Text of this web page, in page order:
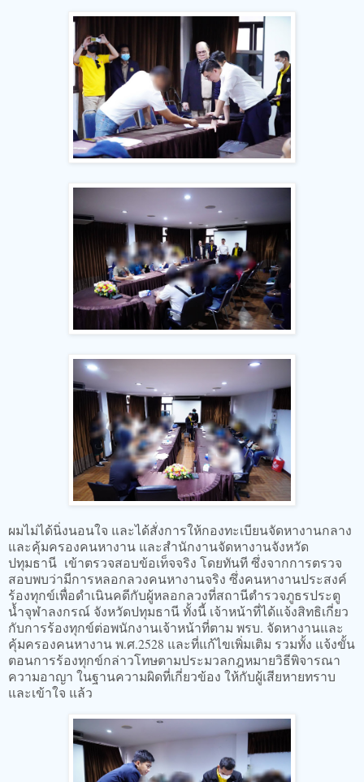
ผมไม่ได้นิ่งนอนใจ และได้สั่งการให้กองทะเบียนจัดหางานกลาง
และคุ้มครองคนหางาน และสำนักงานจัดหางานจังหวัด
ปทุมธานี เข้าตรวจสอบข้อเท็จจริง โดยทันที ซึ่งจากการตรวจ
สอบพบว่ามีการหลอกลวงคนหางานจริง ซึ่งคนหางานประสงค์
ร้องทุกข์เพื่อดำเนินคดีกับผู้หลอกลวงที่สถานีตำรวจภูธรประตู
น้ำจุฬาลงกรณ์ จังหวัดปทุมธานี ทั้งนี้ เจ้าหน้าที่ได้แจ้งสิทธิเกี่ยว
กับการร้องทุกข์ต่อพนักงานเจ้าหน้าที่ตาม พรบ. จัดหางานและ
คุ้มครองคนหางาน พ.ศ.2528 และที่แก้ไขเพิ่มเติม รวมทั้ง แจ้งขั้น
ตอนการร้องทุกข์กล่าวโทษตามประมวลกฎหมายวิธีพิจารณา
ความอาญา ในฐานความผิดที่เกี่ยวข้อง ให้กับผู้เสียหายทราบ
และเข้าใจ แล้ว